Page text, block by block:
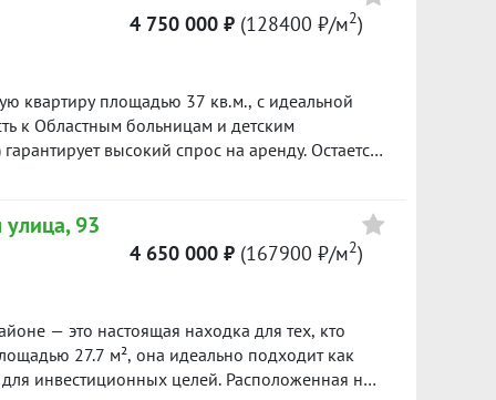
4 750 000 ₽ (128400 ₽/м2)
квартиру площадью 37 кв.м., с идеальной
к Областным больницам и детским
высокий спрос на аренду. Остается
гостиной, шкаф в прихожей. Чистая продажа,
***Гарантийный сертификат «Защита
улица, 93
4 650 000 ₽ (167900 ₽/м2)
27.7 м², она идеально подходит как
инвестиционных целей. Расположенная на